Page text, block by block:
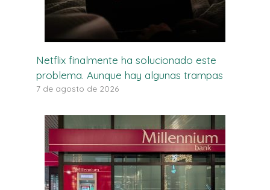
Netflix finalmente ha solucionado este
problema. Aunque hay algunas trampas
7 de agosto de 2026